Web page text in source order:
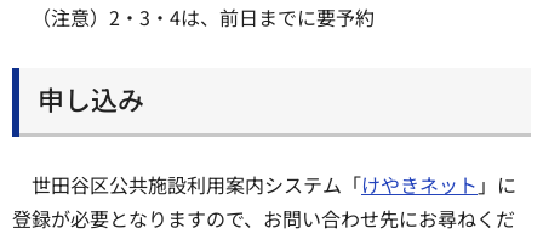
（注意）2・3・4は、前日までに要予約
申し込み
世田谷区公共施設利用案内システム「けやきネット 」に
登録が必要となりますので、お問い合わせ先にお尋ねくだ